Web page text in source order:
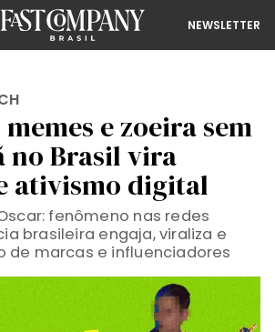
NEWSLETTER
e zoeira sem
no Brasil vira
ativismo digital
fenômeno nas redes
brasileira engaja, viraliza e
de marcas e influenciadores